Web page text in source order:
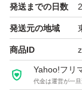
酒用のP箱で発
・段ボールご希
さい。
・配達日時の
絡ください。
発送までの日数
発送元の地域
商品ID
Yahoo!フリ
代金は運営が一